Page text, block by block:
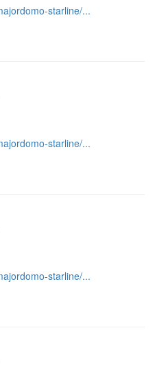
starline/...
starline/...
starline/...